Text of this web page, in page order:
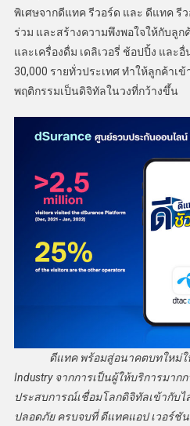
พิเศษจากดีแทค รีวอร์ด และ ดีแทค รี
ร่วม และสร้างความพึงพอใจให้กับลูก
และเครื่องดื่ม เดลิเวอรี่ ช้อปปิ้ง และ
30,000 รายทั่วประเทศ ทำให้ลูกค้าเ
พฤติกรรมเป็นดิจิทัลในวงที่กว้างขึ้น
ดีแทค พร้อมสู่อนาคตบทใหม่ใ
Industry จากการเป็นผู้ให้บริการมาก
ประสบการณ์เชื่อมโลกดิจิทัลเข้ากับ
ปลอดภัย ครบจบที่ ดีแทคแอป เวอร์ชั